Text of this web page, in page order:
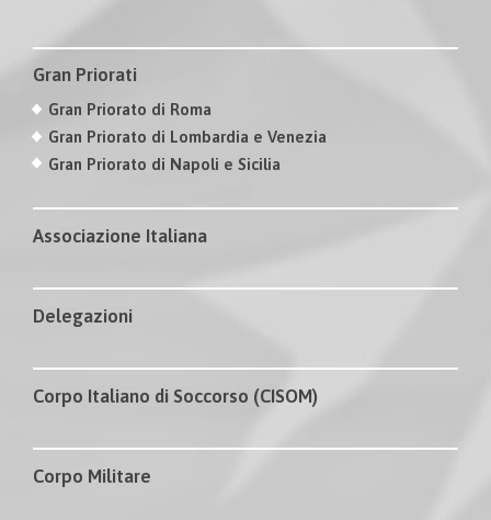
Gran Priorati
Gran Priorato di Roma
Gran Priorato di Lombardia e Venezia
Gran Priorato di Napoli e Sicilia
Associazione Italiana
Delegazioni
Corpo Italiano di Soccorso (CISOM)
Corpo Militare